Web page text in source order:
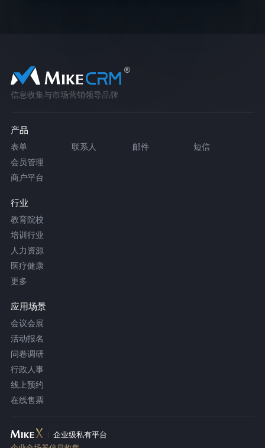
信息收集与市场营销领导品牌
产品
表单 联系人 邮件
短信
会员管理
商户平台
行业
教育院校
培训行业
人力资源
医疗健康
更多
应用场景
会议会展
活动报名
问卷调研
行政人事
线上预约
在线售票
企业级私有平台